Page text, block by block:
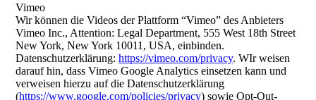
Vimeo
Wir können die Videos der Plattform “Vimeo” des Anbieters
Vimeo Inc., Attention: Legal Department, 555 West 18th Street
New York, New York 10011, USA, einbinden.
Datenschutzerklärung:https://vimeo.com/privacy. WIr weisen
darauf hin, dass Vimeo Google Analytics einsetzen kann und
verweisen hierzu auf die Datenschutzerklärung
(https://www.google.com/policies/privacy) sowie Opt-Out-